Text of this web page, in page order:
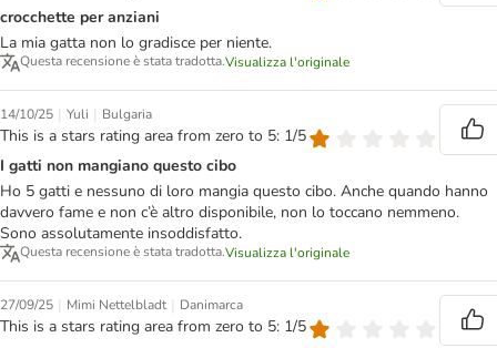
crocchette per anziani
La mia gatta non lo gradisce per niente.
Questa recensione è stata tradotta.Visualizza l'originale
14/10/25 | Yuli | Bulgaria
This is a stars rating area from zero to 5: 1/5
I gatti non mangiano questo cibo
Ho 5 gatti e nessuno di loro mangia questo cibo. Anche quando hanno
davvero fame e non c’è altro disponibile, non lo toccano nemmeno.
Sono assolutamente insoddisfatto.
Questa recensione è stata tradotta.Visualizza l'originale
27/09/25 | Mimi Nettelbladt | Danimarca
This is a stars rating area from zero to 5: 1/5